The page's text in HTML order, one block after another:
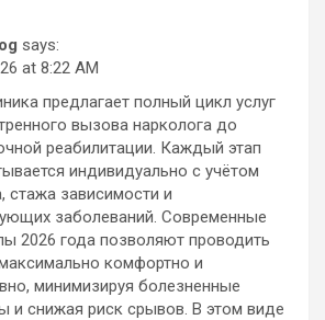
says:
at 8:22 AM
предлагает полный цикл услуг
вызова нарколога до
реабилитации. Каждый этап
индивидуально с учётом
стажа зависимости и
заболеваний. Современные
2026 года позволяют проводить
комфортно и
минимизируя болезненные
и снижая риск срывов. В этом виде